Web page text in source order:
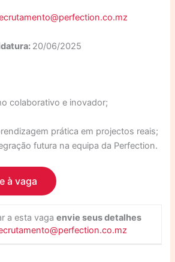
: 20/06/2025
colaborativo e inovador;
prática em projectos reais;
futura na equipa da Perfection.
a esta vagaenvie seus detalhes